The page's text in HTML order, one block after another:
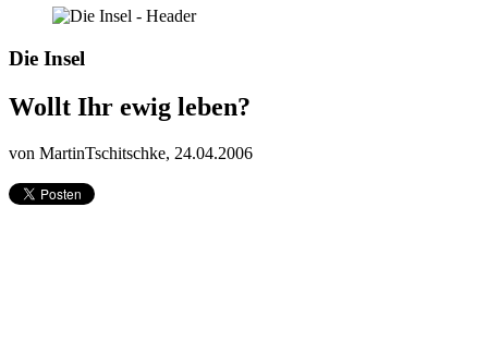
Die Insel
Wollt Ihr ewig leben?
von MartinTschitschke, 24.04.2006